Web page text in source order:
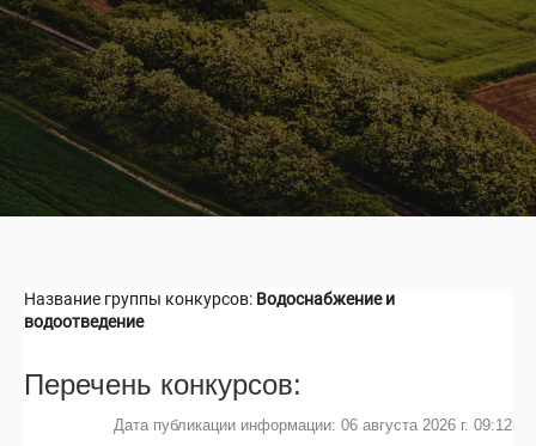
Название группы конкурсов: Водоснабжение и
водоотведение
Перечень конкурсов:
Дата публикации информации: 06 августа 2026 г. 09:12